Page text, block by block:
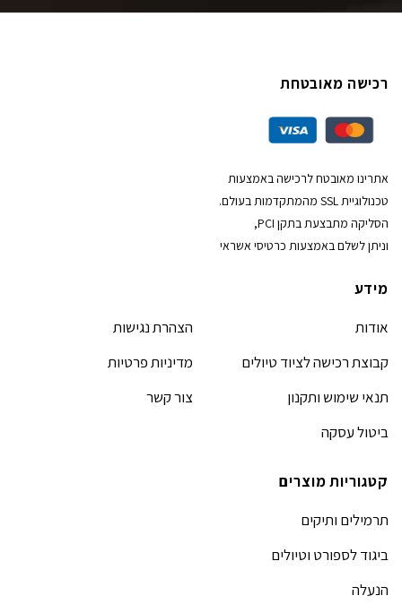
רכישה מאובטחת
אתרינו מאובטח לרכישה באמצעות
טכנולוגיית SSL מהמתקדמות בעולם.
הסליקה מתבצעת בתקן PCI,
וניתן לשלם באמצעות כרטיסי אשראי
מידע
אודות
קבוצת רכישה לציוד טיולים
תנאי שימוש ותקנון
ביטול עסקה
הצהרת נגישות
מדיניות פרטיות
צור קשר
קטגוריות מוצרים
תרמילים ותיקים
ביגוד לספורט וטיולים
הנעלה